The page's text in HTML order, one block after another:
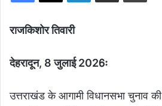
राजकिशोर तिवारी
देहरादून, 8 जुलाई 2026ः
उत्तराखंड के आगामी विधानसभा चुनाव